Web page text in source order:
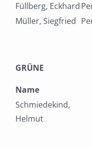
Füllberg, Eckhard
Müller, Siegfried
GRÜNE
Name
Schmiedekind,
Helmut